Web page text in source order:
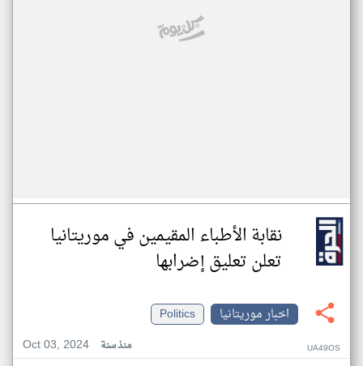
نقابة الأطباء المقيمين في موريتانيا
تعلن تعليق إضرابها
اخبار موريتانيا
Politics
Oct 03, 2024
منذ سنة UA49OS